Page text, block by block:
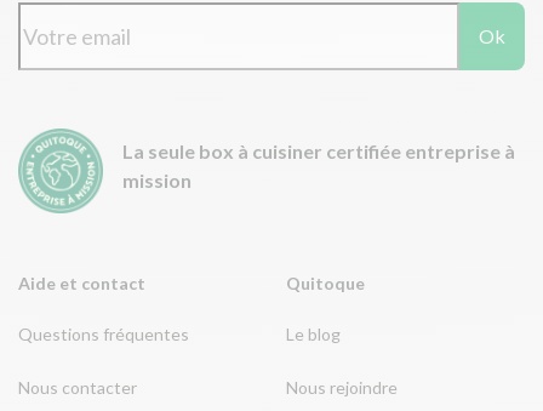
Aide et contact
Questions fréquentes
Nous contacter
Quitoque
Le blog
Nous rejoindre
Ok
La seule box à cuisiner certifiée entreprise à
mission